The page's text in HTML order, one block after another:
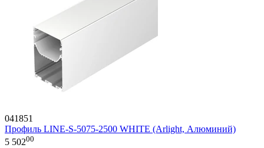
041851
Профиль LINE-S-5075-2500 WHITE (Arlight, Алюминий)
5 50200